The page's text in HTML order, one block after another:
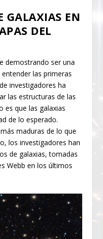
GALAXIAS EN
DEL
demostrando ser una
las primeras
investigadores ha
las estructuras de las
es que las galaxias
de lo esperado.
maduras de lo que
los investigadores han
de galaxias, tomadas
Webb en los últimos